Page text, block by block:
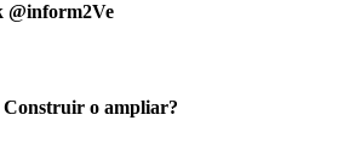
@inform2Ve
Construir o ampliar?